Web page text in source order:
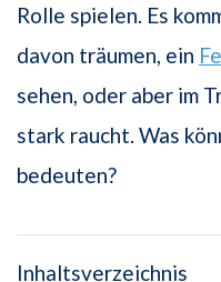
Rolle spielen. Es
davon träumen, ein
sehen, oder aber im
stark raucht. Was
bedeuten?
Inhaltsverzeichnis